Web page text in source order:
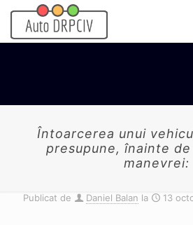
Întoarcerea unui
presupune, înainte
manevrei:
Publicat de Daniel Balan la 13